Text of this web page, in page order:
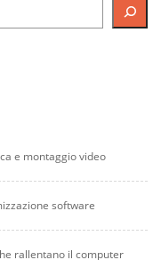
e montaggio video
software
rallentano il computer